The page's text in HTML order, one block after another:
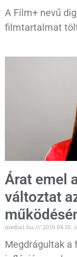
A Film+ nevű
filmtartalmat
Árat emel
változtat
media1.hu 2019.04.10.
Megdrágultak a